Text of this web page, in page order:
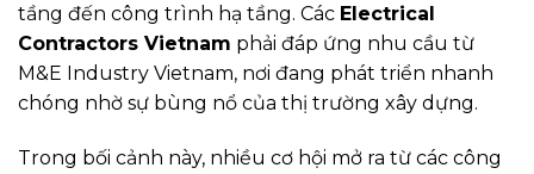
tầng đến công trình hạ tầng. Các Electrical
Contractors Vietnam phải đáp ứng nhu cầu từ
M&E Industry Vietnam, nơi đang phát triển nhanh
chóng nhờ sự bùng nổ của thị trường xây dựng.
Trong bối cảnh này, nhiều cơ hội mở ra từ các công